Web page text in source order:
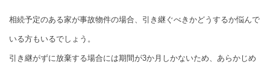
相続予定のある家が事故物件の場合、引き継ぐべきかどうするか悩んで
いる方もいるでしょう。
引き継がずに放棄する場合には期間が3か月しかないため、あらかじめ